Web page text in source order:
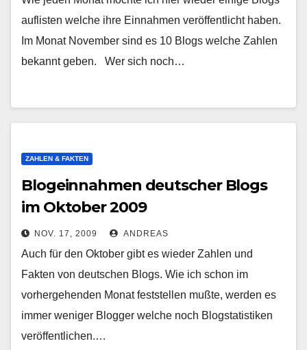
auflisten welche ihre Einnahmen veröffentlicht haben.
Im Monat November sind es 10 Blogs welche Zahlen
bekannt geben. Wer sich noch…
ZAHLEN & FAKTEN
Blogeinnahmen deutscher Blogs
im Oktober 2009
NOV. 17, 2009 ANDREAS
Auch für den Oktober gibt es wieder Zahlen und
Fakten von deutschen Blogs. Wie ich schon im
vorhergehenden Monat feststellen mußte, werden es
immer weniger Blogger welche noch Blogstatistiken
veröffentlichen.…